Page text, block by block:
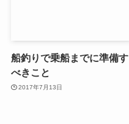
船釣りで乗船までに準備す
べきこと
2017年7月13日